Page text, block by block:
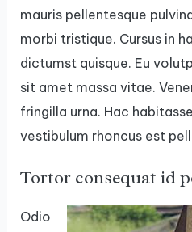
mauris pellentesque
morbi tristique. Cursus in
dictumst quisque. Eu
sit amet massa vitae.
fringilla urna. Hac
vestibulum rhoncus est
Tortor consequat id
Odio